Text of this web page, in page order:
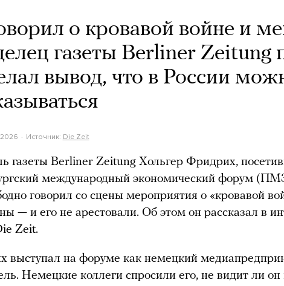
о кровавой войне и
газеты Berliner
вывод, что в России
2026 Источник: Die Zeit
газеты Berliner Zeitung Хольгер Фридрих,
международный экономический форум
говорил со сцены мероприятия о «кровавой
— и его не арестовали. Об этом он рассказал в
Zeit.
выступал на форуме как немецкий
Немецкие коллеги спросили его, не видит ли